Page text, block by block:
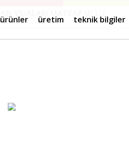
ürünler üretim teknik bilgiler